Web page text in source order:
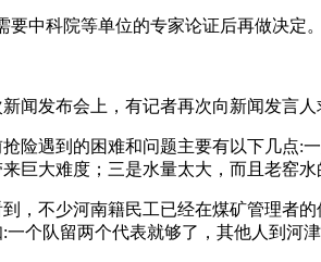
要中科院等单位的专家论证后再做决定
闻发布会上，有记者再次向新闻发言
险遇到的困难和问题主要有以下几点:
巨大难度；三是水量太大，而且老窑
，不少河南籍民工已经在煤矿管理者
个队留两个代表就够了，其他人到河